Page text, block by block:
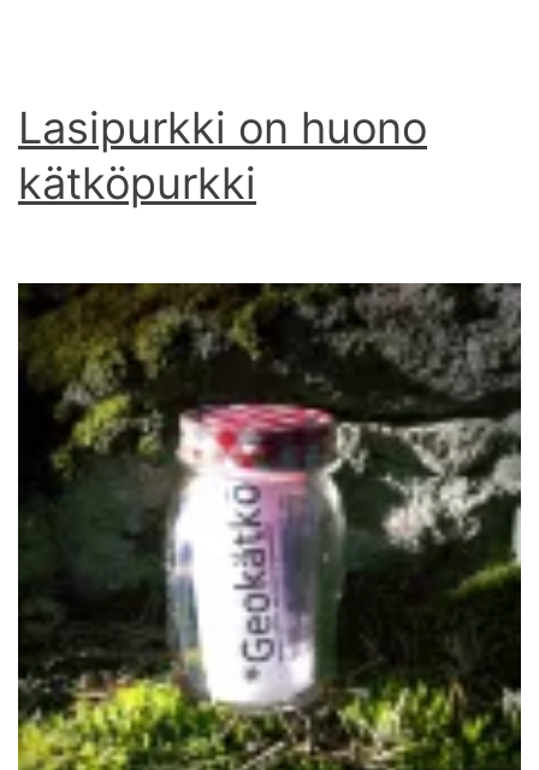
Lasipurkki on huono
kätköpurkki